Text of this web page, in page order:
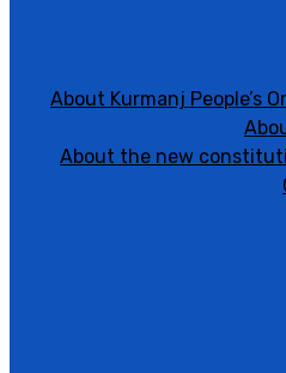
About Kurmanj People’s
About the new